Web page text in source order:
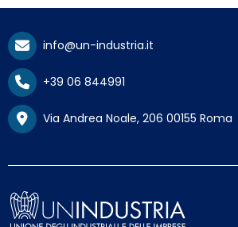
info@un-industria.it
+39 06 844991
Via Andrea Noale, 206 00155 Roma